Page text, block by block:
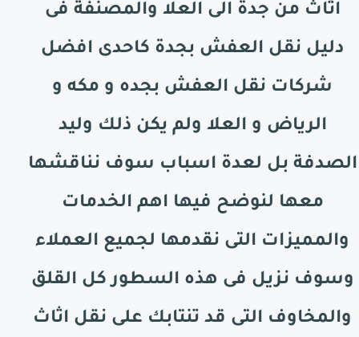
اثاث من جدة الى العلا والمصنفة فى
دليل نقل العفش بجدة كاحدى افضل
شركات نقل العفش بجده و مكه و
الرياض و العلا ولم يكن ذلك وليد
الصدفة بل لعدة اسباب سوف نناقشها
معها لنوضح فيها اهم الخدمات
والمميزات التى نقدمها لجميع العملاء
وسوف نزيل فى هذه السطور كل القلق
والمخاوف التى قد تنتابك على نقل اثاث